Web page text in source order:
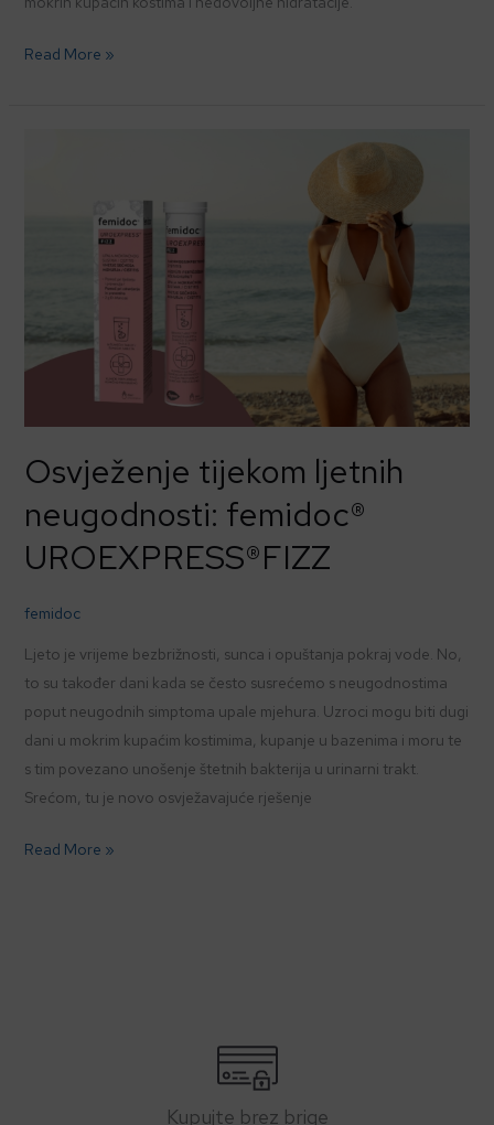
Read More »
Osvježenje tijekom ljetnih
neugodnosti: femidoc®
UROEXPRESS®FIZZ
femidoc
Ljeto je vrijeme bezbrižnosti, sunca i opuštanja pokraj vode. No,
to su također dani kada se često susrećemo s neugodnostima
poput neugodnih simptoma upale mjehura. Uzroci mogu biti dugi
dani u mokrim kupaćim kostimima, kupanje u bazenima i moru te
s tim povezano unošenje štetnih bakterija u urinarni trakt.
Srećom, tu je novo osvježavajuće rješenje
neugodnosti:
UROEXPRESS®FIZZ
Read More »
Kupujte brez brige